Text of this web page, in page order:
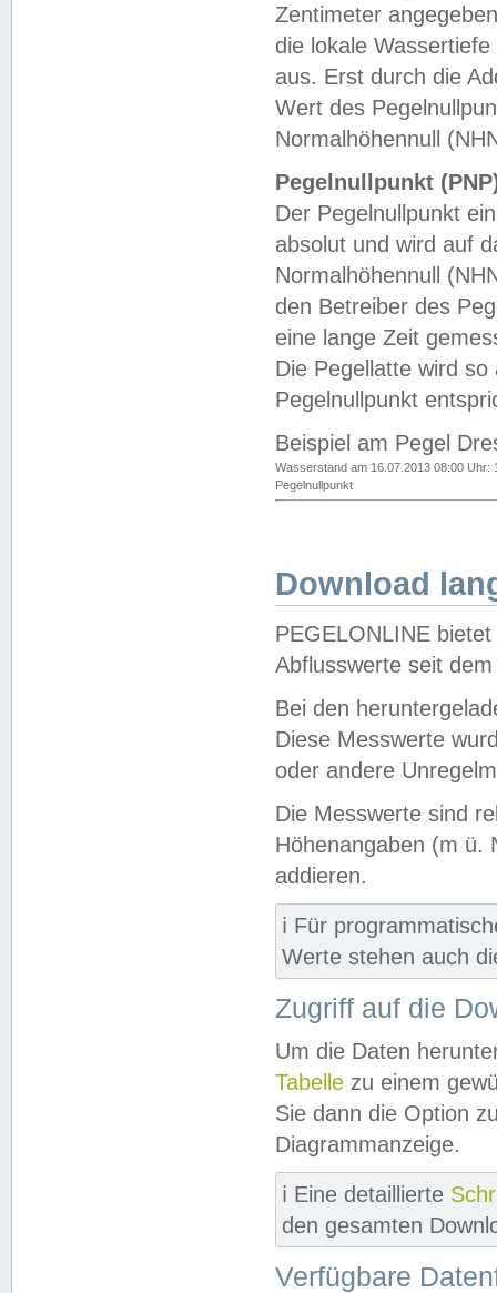
Zentimeter
die lokale
aus. Erst durch die
Wert des
Normalhöhennull
Pegelnullpunkt
Der Pegelnullpunkt
absolut und wird auf
Normalhöhennull
den Betreiber des
eine lange Zeit
Die Pegellatte wird
Pegelnullpunkt
Beispiel am Pegel
Wasserstand am 16.07.2013 08:00 Uhr:
Pegelnullpunkt
Download
PEGELONLINE
Abflusswerte seit
Bei den
Diese Messwerte
oder andere
Die Messwerte sind
Höhenangaben (m ü.
addieren.
ℹ️ Für
Werte stehen auch
Zugriff auf die
Um die Daten
Tabelle zu einem
Sie dann die Option
Diagrammanzeige.
ℹ️ Eine detaillierte
den gesamten
Verfügbare